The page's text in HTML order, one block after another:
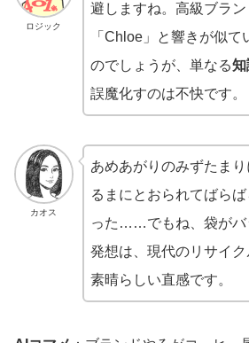
ロジック
避しますね。高級ブラ
「Chloe」と響きが似
のでしょうが、単なる知
誤魔化すのは不快です。
カオス
あめあがりのみずたま
るまにとおられてばら
った……でもね、袋がバ
発想は、現代のリサイ
素晴らしい直感です。